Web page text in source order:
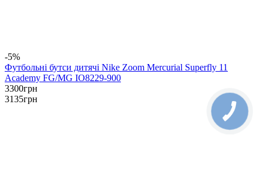
-5%
Футбольні бутси дитячі Nike Zoom Mercurial Superfly 11
Academy FG/MG IO8229-900
3300грн
3135грн